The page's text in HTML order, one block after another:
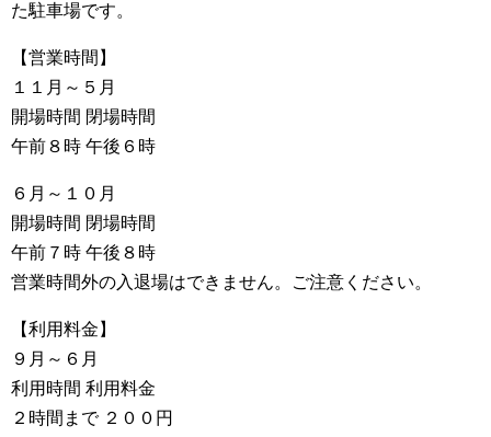
た駐車場です。
【営業時間】
１１月～５月
開場時間 閉場時間
午前８時 午後６時
６月～１０月
開場時間 閉場時間
午前７時 午後８時
営業時間外の入退場はできません。ご注意ください。
【利用料金】
９月～６月
利用時間 利用料金
２時間まで ２００円